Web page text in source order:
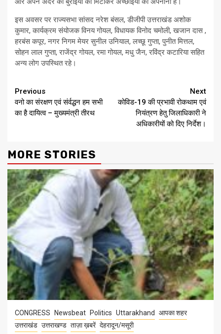
इस अवसर पर राज्यसभा सांसद नरेश बंसल, डीजीपी उत्तराखंड अशोक
कुमार, कार्यक्रम संयोजक विनय गोयल, विधायक विनोद चमोली, खजान दास ,
हरबंस कपूर, नगर निगम मेयर सुनील उनियाल, लच्छू गुप्ता, पुनीत मित्तल,
सोहन लाल गुप्ता, राजेंद्र गोयल, रमा गोयल, मधु जैन, रविंद्र कटारिया सहित
अन्य लोग उपस्थित रहे।
Continue
Reading
Previous
वनो का संरक्षण एवं संर्वद्धन हम सभी
का है दायित्व – मुख्यमंत्री तीरथ
Next
कोविड-19 की प्रभावी रोकथाम एवं
नियंत्रण हेतु जिलाधिकारी ने
अधिकारीयों को दिए निर्देश।
MORE STORIES
CONGRESS Newsbeat Politics Uttarakhand
आपका शहर
उत्तराखंड उत्तराखण्ड ताज़ा ख़बरें देहरादून/मसूरी